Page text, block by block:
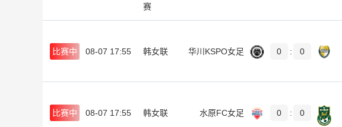
赛
比赛中 08-07 17:55 韩女联 华川KSPO女足 0 : 0
比赛中 08-07 17:55 韩女联 水原FC女足 0 : 0